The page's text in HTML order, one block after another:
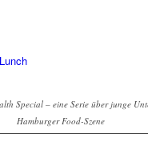
Special – eine Serie über junge
Hamburger Food-Szene